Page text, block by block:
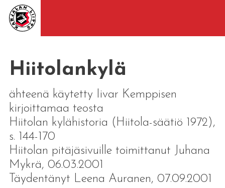
Hiitolankylä
ähteenä käytetty Iivar Kemppisen
kirjoittamaa teosta
Hiitolan kylähistoria (Hiitola-säätiö 1972),
s. 144-170
Hiitolan pitäjäsivuille toimittanut Juhana
Mykrä, 06.03.2001
Täydentänyt Leena Auranen, 07.09.2001